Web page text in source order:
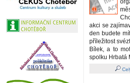
akci se
den budete
příležitost
Bílek, a to
spolku Hrbatá